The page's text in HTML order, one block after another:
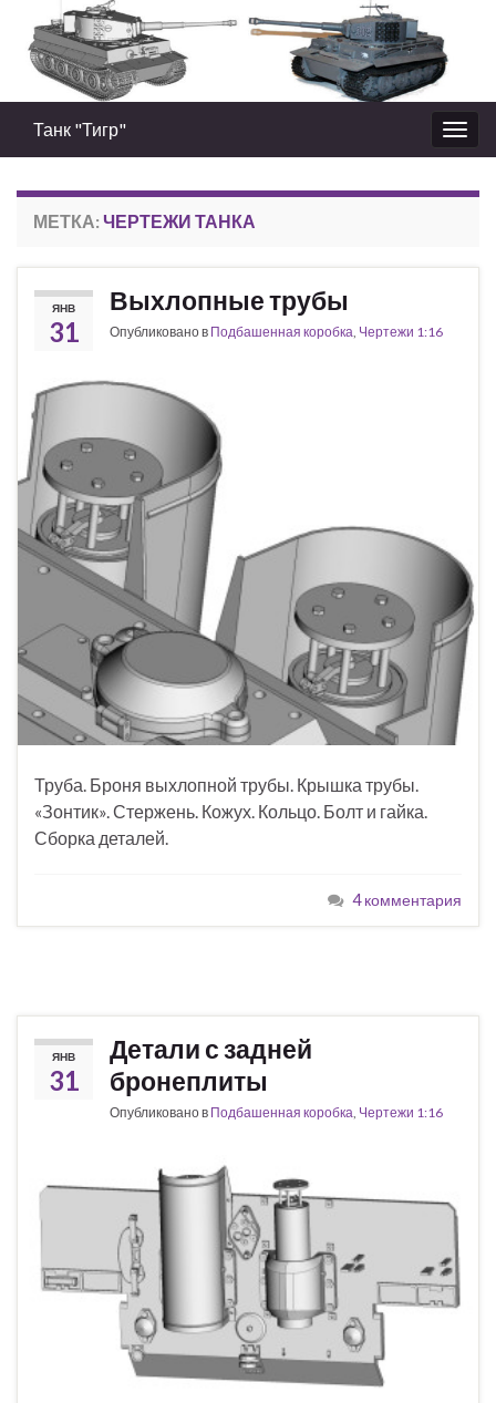
Вкл/
выкл
Танк "Тигр"
МЕТКА: ЧЕРТЕЖИ ТАНКА
ЯНВ
31
Выхлопные трубы
Опубликовано в Подбашенная коробка, Чертежи 1:16
Труба. Броня выхлопной трубы. Крышка трубы.
«Зонтик». Стержень. Кожух. Кольцо. Болт и гайка.
Сборка деталей.
4 комментария
ЯНВ
31
Детали с задней
бронеплиты
Опубликовано в Подбашенная коробка Чертежи 1:16